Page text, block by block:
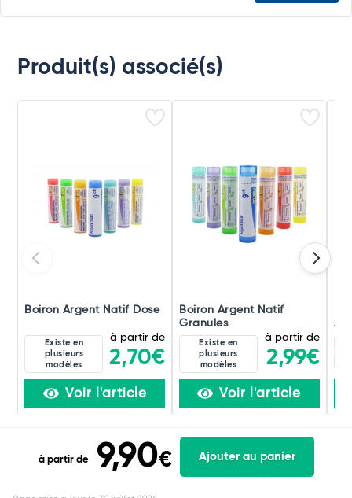
Produit(s) associé(s)
Boiron Argent Natif Dose
Existe en
plusieurs
modèles
à partir de
2,70€
Voir l'article
Boiron Argent Natif
Granules
Existe en
plusieurs
modèles
à partir de
2,99€
Voir l'article
à partir de 9,90€ Ajouter au panier